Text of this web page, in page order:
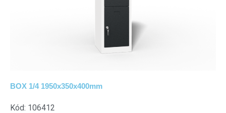
BOX 1/4 1950x350x400mm
Kód: 106412